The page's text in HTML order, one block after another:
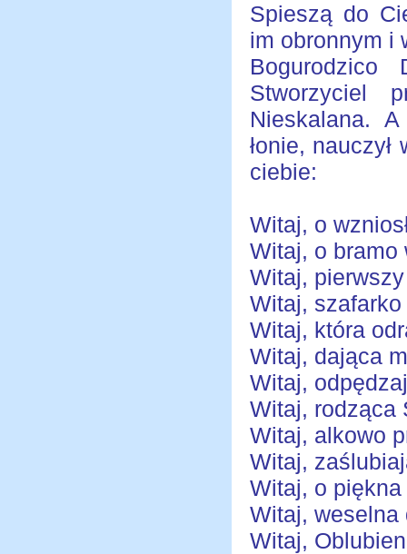
Spieszą do
im obronnym i
Stworzyciel
Nieskalana.
łonie,
ciebie:
Witaj, o
Witaj, o bramo
Witaj,
Witaj,
Witaj, która
Witaj, dająca
Witaj,
Witaj, rodząca
Witaj, alkowo
Witaj,
Witaj, o
Witaj, weselna
Witaj,